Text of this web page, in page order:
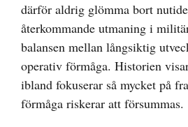
därför aldrig glömma bort
återkommande utmaning i
balansen mellan långsiktig
operativ förmåga. Historien
ibland fokuserar så mycket på
förmåga riskerar att försummas.